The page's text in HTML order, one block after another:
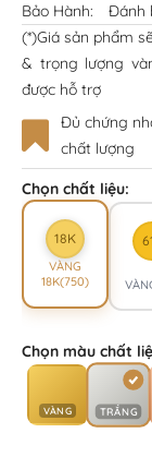
Bảo Hành:
Đánh
(*)Giá sản phẩm
& trọng lượng
được hỗ trợ
Đủ chứng
chất lượng
Chọn chất liệu:
18K
VÀNG
18K(750)
Chọn màu chất
VÀNG TRẮNG